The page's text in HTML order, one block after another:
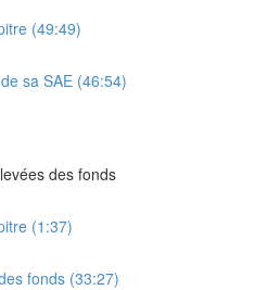
(49:49)
sa SAE (46:54)
des fonds
(1:37)
fonds (33:27)